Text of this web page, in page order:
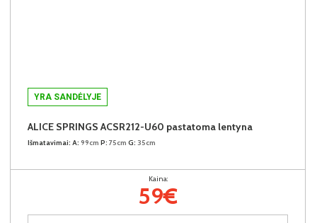
YRA SANDĖLYJE
ALICE SPRINGS ACSR212-U60 pastatoma lentyna
Išmatavimai: A: 99cm P: 75cm G: 35cm
Kaina:
59€